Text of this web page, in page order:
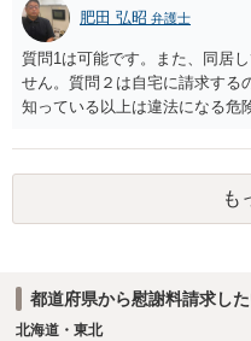
肥田 弘昭 弁護士
質問1は可能です。また、同居
せん。質問２は自宅に請求する
知っている以上は違法になる危
かと思います。有責配偶者です
に訴訟されても法的に成立しま
い、相続権が発生します。合意
することはできません。質問６
も
都道府県から慰謝料請求し
北海道・東北